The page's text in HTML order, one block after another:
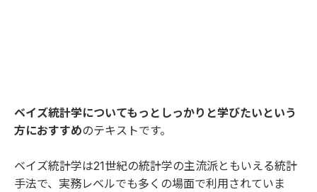
ベイズ統計学についてもっとしっかりと学びたいという
方におすすめのテキストです。
ベイズ統計学は21世紀の統計学の主流派ともいえる統計
手法で、実務レベルでも多くの場面で利用されていま